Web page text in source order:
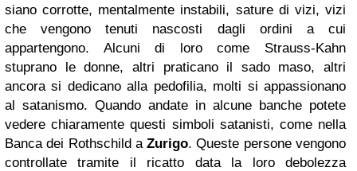
siano corrotte, mentalmente instabili, sature di vizi, vizi
che vengono tenuti nascosti dagli ordini a cui
appartengono. Alcuni di loro come Strauss-Kahn
stuprano le donne, altri praticano il sado maso, altri
ancora si dedicano alla pedofilia, molti si appassionano
al satanismo. Quando andate in alcune banche potete
vedere chiaramente questi simboli satanisti, come nella
Banca dei Rothschild aZurigo. Queste persone vengono
controllate tramite il ricatto data la loro debolezza